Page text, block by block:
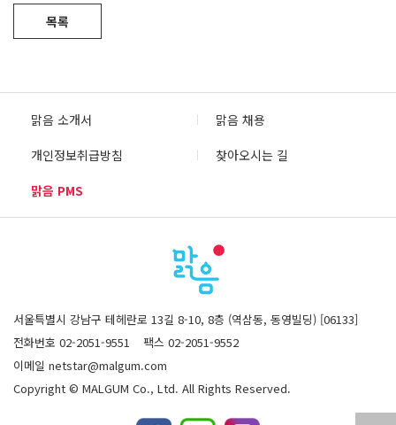
목록
맑음 소개서
맑음 채용
개인정보취급방침
찾아오시는 길
맑음 PMS
서울특별시 강남구 테헤란로 13길 8-10, 8층 (역삼동, 동영빌딩) [06133]
전화번호 02-2051-9551
팩스 02-2051-9552
이메일 netstar@malgum.com
Copyright © MALGUM Co., Ltd. All Rights Reserved.